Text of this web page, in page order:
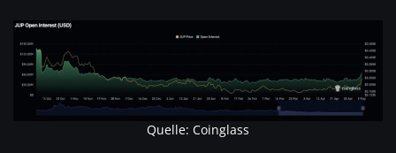
Quelle: Coinglass